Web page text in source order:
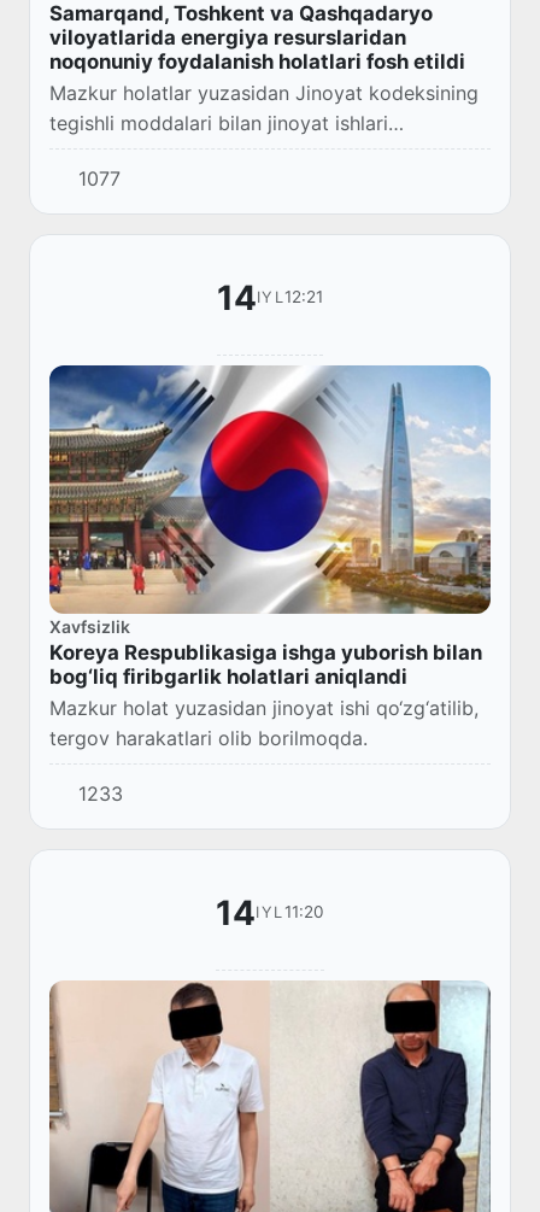
Samarqand, Toshkent va Qashqadaryo
viloyatlarida energiya resurslaridan
noqonuniy foydalanish holatlari fosh etildi
Mazkur holatlar yuzasidan Jinoyat kodeksining
tegishli moddalari bilan jinoyat ishlari
qo‘zg‘atilib, tergov harakatlari olib borilmoqda.
1077
14IYL12:21
Xavfsizlik
Koreya Respublikasiga ishga yuborish bilan
bog‘liq firibgarlik holatlari aniqlandi
Mazkur holat yuzasidan jinoyat ishi qo‘zg‘atilib,
tergov harakatlari olib borilmoqda.
1233
14IYL 11:20